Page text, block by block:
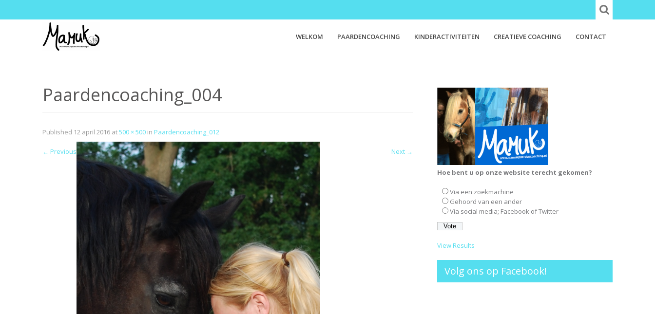
WELKOM PAARDENCOACHING KINDERACTIVITEITEN CREATIEVE COACHING CONTACT
Paardencoaching_004
Published 12 april 2016 at500 × 500 in Paardencoaching_012
← Previous Next →
Hoe bent u op onze website terecht gekomen?
Via een zoekmachine
Gehoord van een ander
Via social media; Facebook of Twitter
View Results
Volg ons op Facebook!